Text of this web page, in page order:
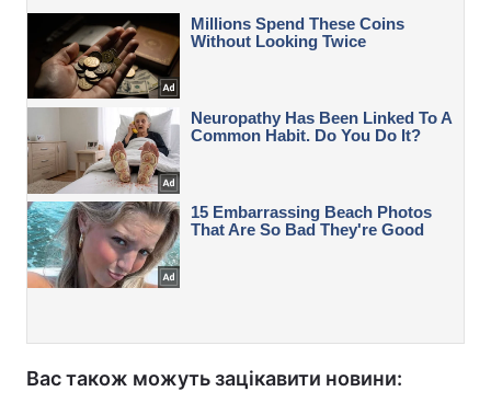
Вас також можуть зацікавити новини: